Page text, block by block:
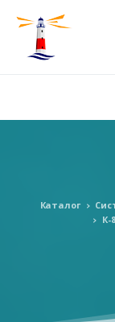
Каталог
К-